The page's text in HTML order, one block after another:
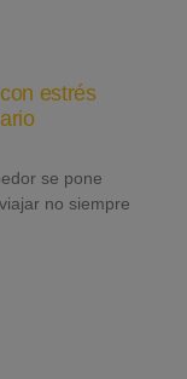
estrés
se pone
no siempre